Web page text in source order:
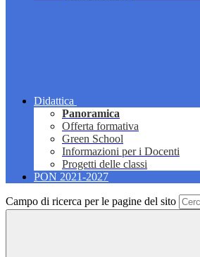
Didattica
Panoramica
Offerta formativa
Green School
Informazioni per i Docenti
Progetti delle classi
PON 2021-2027
Campo di ricerca per le pagine del sito